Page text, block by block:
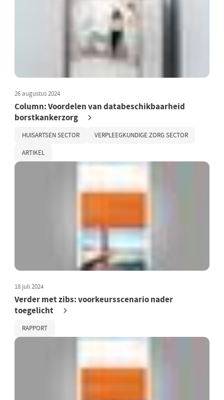
26 augustus 2024
Column: Voordelen van databeschikbaarheid
borstkankerzorg
HUISARTSEN SECTOR VERPLEEGKUNDIGE ZORG SECTOR
ARTIKEL
18 juli 2024
Verder met zibs: voorkeursscenario nader
toegelicht
RAPPORT